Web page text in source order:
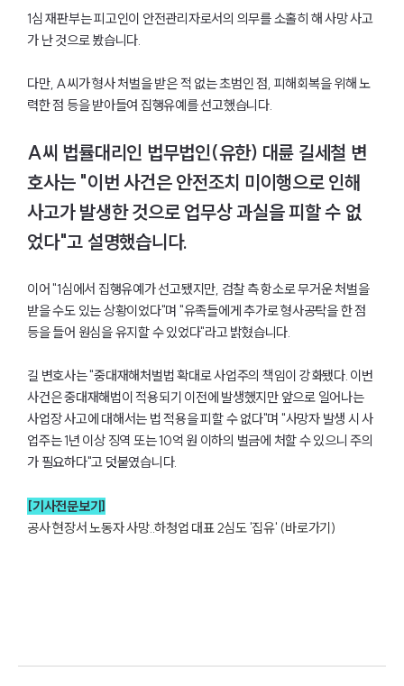
1심 재판부는 피고인이 안전관리자로서의 의무를 소홀히 해 사망 사고
가 난 것으로 봤습니다.
다만, A씨가 형사 처벌을 받은 적 없는 초범인 점, 피해회복을 위해 노
력한 점 등을 받아들여 집행유예를 선고했습니다.
A씨 법률대리인 법무법인(유한) 대륜 길세철 변
호사는 "이번 사건은 안전조치 미이행으로 인해
사고가 발생한 것으로 업무상 과실을 피할 수 없
었다"고 설명했습니다.
이어 "1심에서 집행유예가 선고됐지만, 검찰 측 항소로 무거운 처벌을
받을 수도 있는 상황이었다"며 "유족들에게 추가로 형사공탁을 한 점
등을 들어 원심을 유지할 수 있었다"라고 밝혔습니다.
길 변호사는 "중대재해처벌법 확대로 사업주의 책임이 강화됐다. 이번
사건은 중대재해법이 적용되기 이전에 발생했지만 앞으로 일어나는
사업장 사고에 대해서는 법 적용을 피할 수 없다"며 "사망자 발생 시 사
업주는 1년 이상 징역 또는 10억 원 이하의 벌금에 처할 수 있으니 주의
가 필요하다"고 덧붙였습니다.
[기사전문보기]
공사 현장서 노동자 사망..하청업 대표 2심도 '집유' (바로가기)